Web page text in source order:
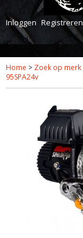
Inloggen Registreren
Home > Zoek op merk
95SPA24v